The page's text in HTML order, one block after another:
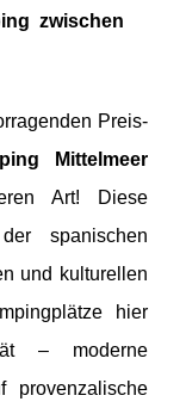
zwischen
Preis-
Mittelmeer
Art! Diese
spanischen
und kulturellen
hier
– moderne
provenzalische